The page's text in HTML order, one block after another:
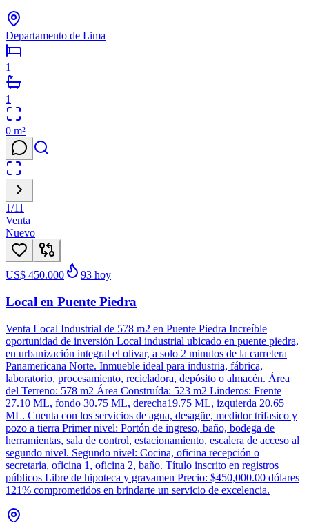
Departamento de Lima
1
1
0 m²
1/11
Venta
Nuevo
US$ 450.000 93 hoy
Local en Puente Piedra
Venta Local Industrial de 578 m2 en Puente Piedra Increíble
oportunidad de inversión Local industrial ubicado en puente piedra,
en urbanización integral el olivar, a solo 2 minutos de la carretera
Panamericana Norte. Inmueble ideal para industria, fábrica,
laboratorio, procesamiento, recicladora, depósito o almacén. Área
del Terreno: 578 m2 Área Construída: 523 m2 Linderos: Frente
27.10 ML, fondo 30.75 ML, derecha19.75 ML, izquierda 20.65
ML. Cuenta con los servicios de agua, desagüe, medidor trifasico y
pozo a tierra Primer nivel: Portón de ingreso, baño, bodega de
herramientas, sala de control, estacionamiento, escalera de acceso al
segundo nivel. Segundo nivel: Cocina, oficina recepción o
secretaria, oficina 1, oficina 2, baño. Título inscrito en registros
públicos Libre de hipoteca y gravamen Precio: $450,000.00 dólares
121% comprometidos en brindarte un servicio de excelencia.